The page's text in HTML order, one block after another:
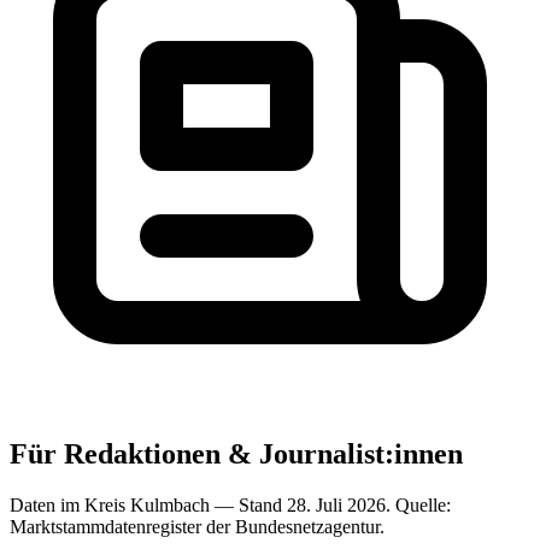
Für Redaktionen & Journalist:innen
Daten im Kreis Kulmbach — Stand 28. Juli 2026. Quelle:
Marktstammdatenregister der Bundesnetzagentur.